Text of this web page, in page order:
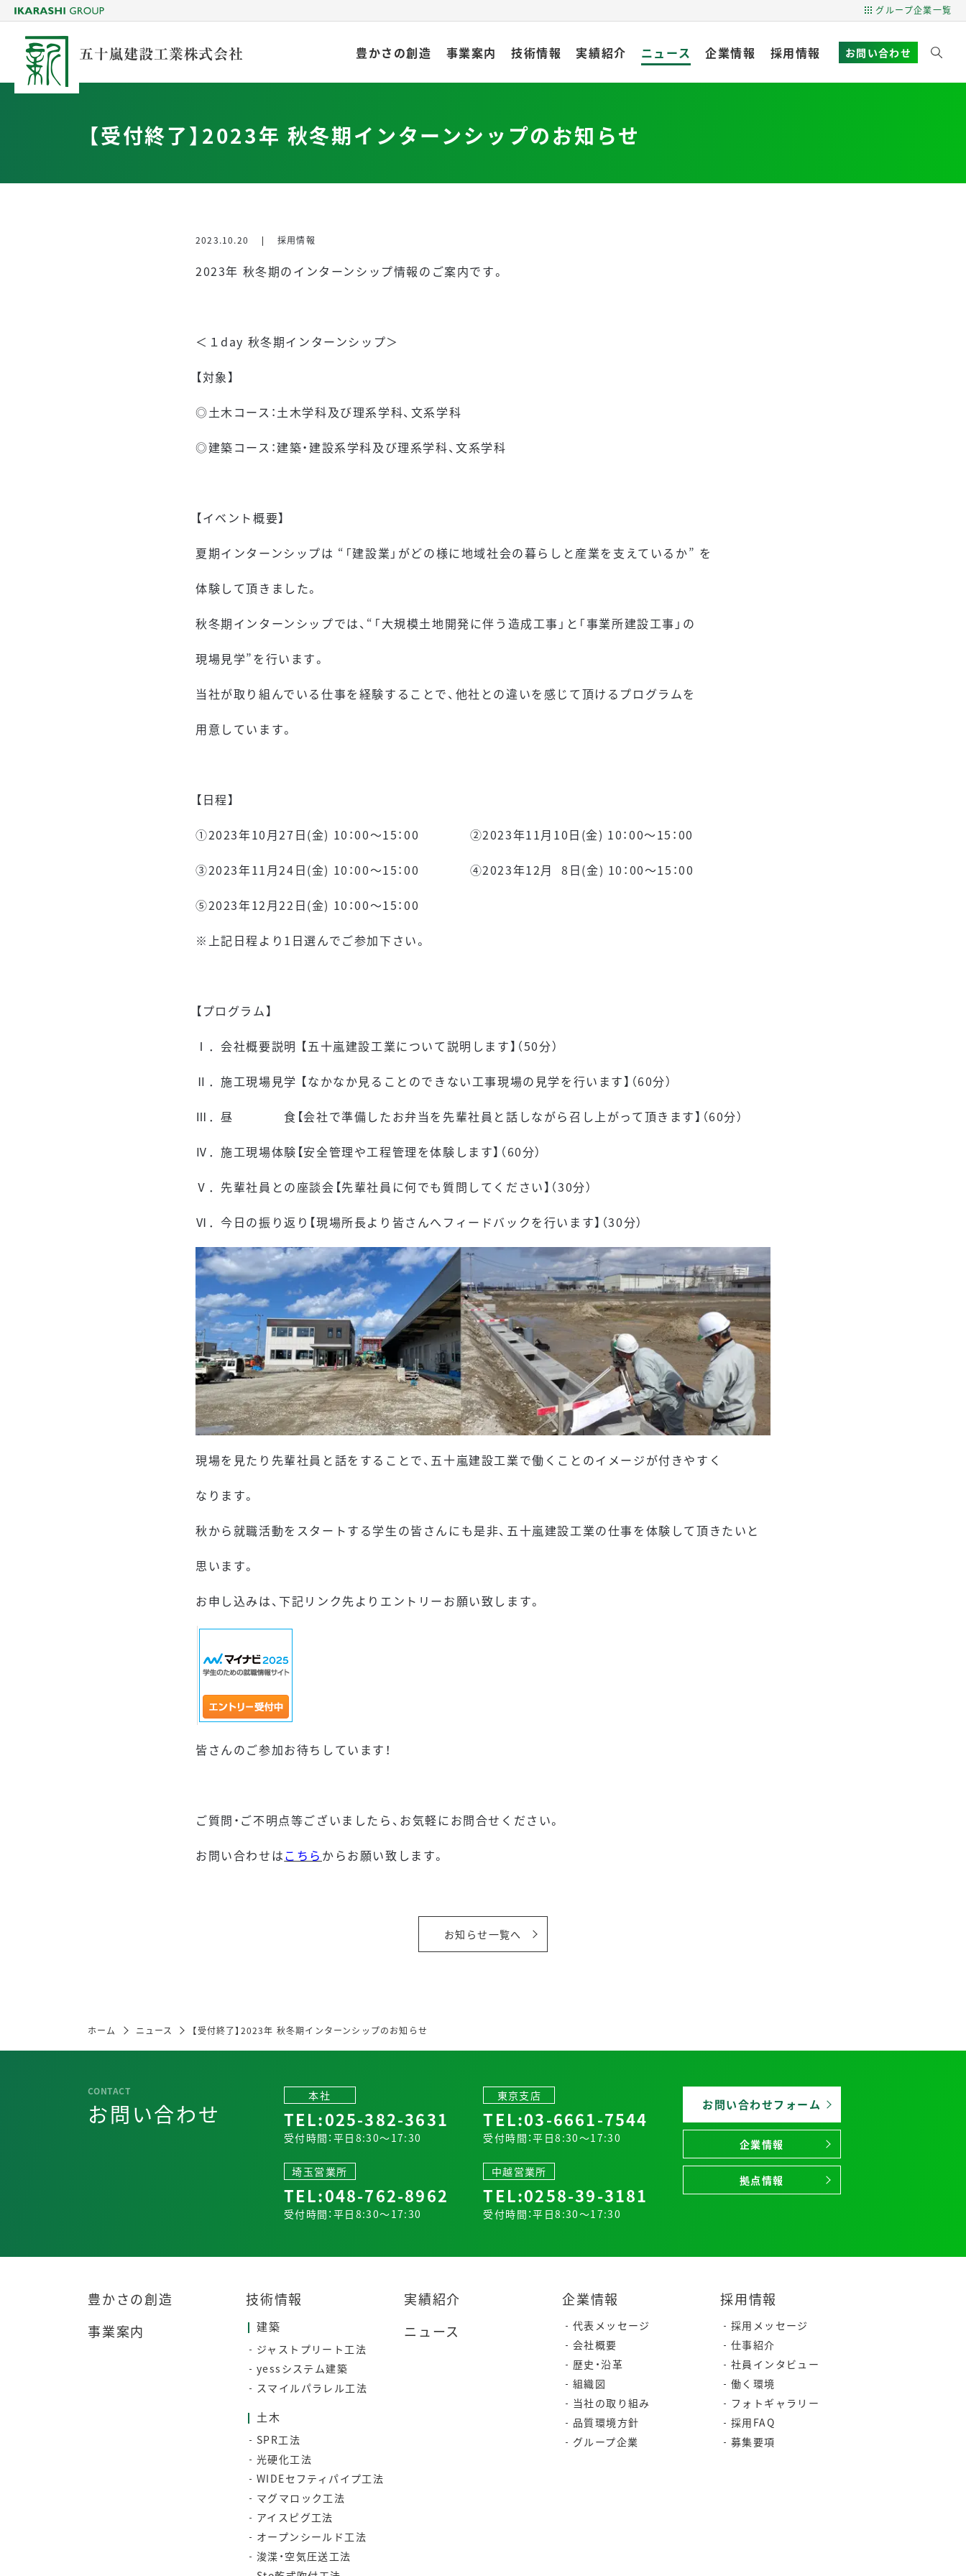
グループ企業一覧
豊かさの創造 事業案内 技術情報 実績紹介 ニュース 企業情報 採用情報 お問い合わせ
【受付終了】2023年 秋冬期インターンシップのお知らせ
2023.10.20 採用情報
2023年 秋冬期のインターンシップ情報のご案内です。
＜１day 秋冬期インターンシップ＞
【対象】
◎土木コース：土木学科及び理系学科、文系学科
◎建築コース：建築・建設系学科及び理系学科、文系学科
【イベント概要】
夏期インターンシップは “「建設業」がどの様に地域社会の暮らしと産業を支えているか” を
体験して頂きました。
秋冬期インターンシップでは、“「大規模土地開発に伴う造成工事」と「事業所建設工事」の
現場見学”を行います。
当社が取り組んでいる仕事を経験することで、他社との違いを感じて頂けるプログラムを
用意しています。
【日程】
➀2023年10月27日(金) 10：00～15：00 ②2023年11月10日(金) 10：00～15：00
➂2023年11月24日(金) 10：00～15：00 ④2023年12月 8日(金) 10：00～15：00
⑤2023年12月22日(金) 10：00～15：00
※上記日程より1日選んでご参加下さい。
【プログラム】
Ⅰ．会社概要説明 【五十嵐建設工業について説明します】（50分）
Ⅱ．施工現場見学 【なかなか見ることのできない工事現場の見学を行います】（60分）
Ⅲ．昼 食【会社で準備したお弁当を先輩社員と話しながら召し上がって頂きます】（60分）
Ⅳ．施工現場体験【安全管理や工程管理を体験します】（60分）
Ⅴ．先輩社員との座談会【先輩社員に何でも質問してください】（30分）
Ⅵ．今日の振り返り【現場所長より皆さんへフィードバックを行います】（30分）
現場を見たり先輩社員と話をすることで、五十嵐建設工業で働くことのイメージが付きやすく
なります。
秋から就職活動をスタートする学生の皆さんにも是非、五十嵐建設工業の仕事を体験して頂きたいと
思います。
お申し込みは、下記リンク先よりエントリーお願い致します。
皆さんのご参加お待ちしています！
ご質問・ご不明点等ございましたら、お気軽にお問合せください。
お問い合わせはこちら からお願い致します。
お知らせ一覧へ
ホーム ニュース 【受付終了】2023年 秋冬期インターンシップのお知らせ
お問い合わせ
本社
TEL:025-382-3631
受付時間：平日8:30～17:30
東京支店
TEL:03-6661-7544
受付時間：平日8:30～17:30
埼玉営業所
TEL:048-762-8962
受付時間：平日8:30～17:30
中越営業所
TEL:0258-39-3181
受付時間：平日8:30～17:30
お問い合わせフォーム
企業情報
拠点情報
豊かさの創造
事業案内
技術情報
建築
ジャストプリート工法
yessシステム建築
スマイルパラレル工法
土木
SPR工法
光硬化工法
WIDEセフティパイプ工法
マグマロック工法
アイスピグ工法
オープンシールド工法
浚渫・空気圧送工法
実績紹介
ニュース
企業情報
代表メッセージ
会社概要
歴史・沿革
組織図
当社の取り組み
品質環境方針
グループ企業
採用情報
採用メッセージ
仕事紹介
社員インタビュー
働く環境
フォトギャラリー
採用FAQ
募集要項